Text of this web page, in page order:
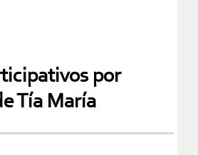
por
Tía María